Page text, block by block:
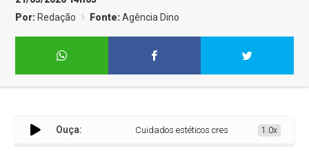
Por: Redação Fonte:Agência Dino
Ouça: Cuidados estéticos crescem com novos perfis
1.0x